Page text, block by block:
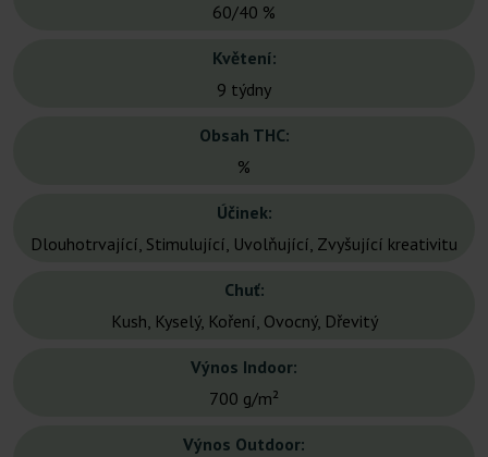
60/40 %
Květení:
9 týdny
Obsah THC:
%
Účinek:
Dlouhotrvající, Stimulující, Uvolňující, Zvyšující kreativitu
Chuť:
Kush, Kyselý, Koření, Ovocný, Dřevitý
Výnos Indoor:
700 g/m²
Výnos Outdoor: